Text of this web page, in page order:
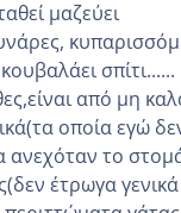
μαζεύει
σπίτι......
από μη
οποία εγώ
ανεχόταν το
έτρωγα